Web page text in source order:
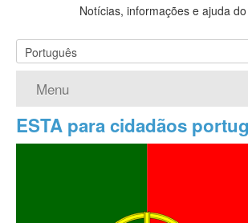
Notícias, informações e ajuda do
Menu
Página Inicial
ESTA para cidadãos